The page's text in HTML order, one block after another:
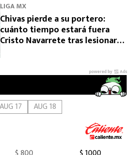
LIGA MX
Chivas pierde a su portero:
cuánto tiempo estará fuera
Cristo Navarrete tras lesionarse